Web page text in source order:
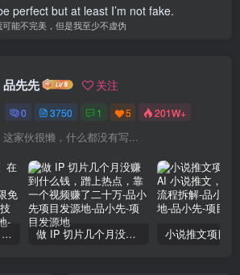
perfect but at least I’m not fake.
可能不完美，但是我至少不虚伪
品先先 关注
0 3750 1 5 201W+
这家伙很懒，什么都没有写...
VP-n【白鲸加速器】在国内也能刷油管、Instagram，我送你无限免费流量 永久免费-知名技术官-品小先项目发源地 做 IP 切片几个月没赚到什么钱，蹭上热点，靠一个视频赚了二十万-品小先项目发源地